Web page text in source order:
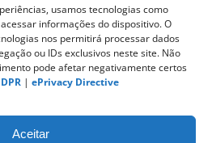
usamos tecnologias como
informações do dispositivo. O
nos permitirá processar dados
ou IDs exclusivos neste site. Não
pode afetar negativamente certos
| ePrivacy Directive
Aceitar
Information Protection
Documents Act)